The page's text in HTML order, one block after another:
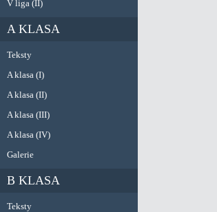
V liga (II)
A KLASA
Teksty
A klasa (I)
A klasa (II)
A klasa (III)
A klasa (IV)
Galerie
B KLASA
Teksty